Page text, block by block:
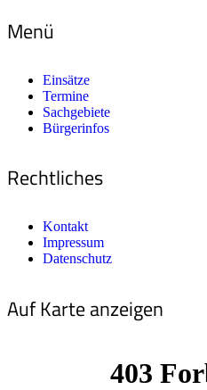
Menü
Einsätze
Termine
Sachgebiete
Bürgerinfos
Rechtliches
Kontakt
Impressum
Datenschutz
Auf Karte anzeigen